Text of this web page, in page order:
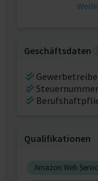
Geschäftsdaten
Qualifikationen
Amazon Web